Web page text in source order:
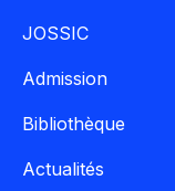
JOSSIC
Admission
Bibliothèque
Actualités